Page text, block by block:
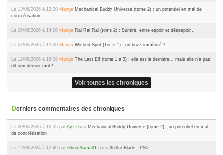
Le 13/06/2026 à 13:00 Manga Mechanical Buddy Universe (tome 2) : un potentiel en mal de
concrétisation
Le 09/06/2026 à 14:00 Manga Rai Rai Rai (tome 2) : Sumire, entre espoir et désespoir...
Le 07/06/2026 à 13:00 Manga Wicked Spot (Tome 1) : un buzz immérité ?
Le 12/05/2026 à 16:00 Manga The Last Elf (tome 1 à 3) : elle est la dernière... mais elle n'a pas
dit son dernier mot !
Voir toutes les chroniques
Derniers commentaires des chroniques
Le 20/06/2026 à 16:35 par Ayz dans Mechanical Buddy Universe (tome 2) : un potentiel en mal
de concrétisation
Le 12/08/2024 à 12:49 par GhostSama91 dans Stellar Blade - PS5